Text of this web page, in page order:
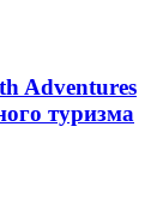
Adventures
туризма